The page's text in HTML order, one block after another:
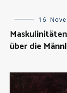
Allgemein ,
Kunstinstitutionen
16.
über die